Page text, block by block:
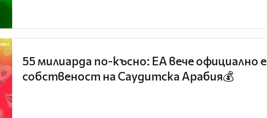
55 милиарда по-късно: EA вече официално е
собственост на Саудитска Арабия💰